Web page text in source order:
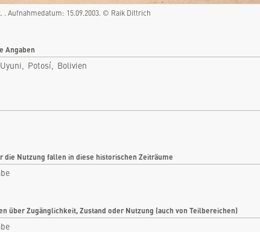
. Aufnahmedatum: 15.09.2003. © Raik Dittrich
Angaben
Potosí, Bolivien
die Nutzung fallen in diese historischen Zeiträume
über Zugänglichkeit, Zustand oder Nutzung (auch von Teilbereichen)
Bilder
Dokumente